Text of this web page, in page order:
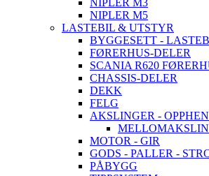
NIPLER M5
LASTEBIL & UTSTYR
BYGGESETT -
FØRERHUS-DELER
SCANIA R620
CHASSIS-DELER
DEKK
FELG
AKSLINGER -
MOTOR - GIR
GODS - PALLER -
PÅBYGG